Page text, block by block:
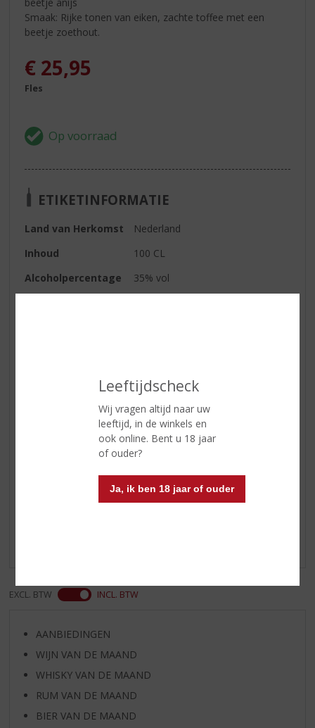
Leeftijdscheck
Wij vragen altijd naar uw
leeftijd, in de winkels en
ook online. Bent u 18 jaar
of ouder?
Ja, ik ben 18 jaar of ouder
Smaak: Rijke tonen van eiken, zachte toffee met een
beetje zoethout.
€ 25,95
Fles
ETIKETINFORMATIE
Land van Herkomst
Nederland
Inhoud
100 CL
Alcoholpercentage
35% vol
Schrijf een review
Heerlijk zacht
EXCL. BTW INCL. BTW
AANBIEDINGEN
WIJN VAN DE MAAND
WHISKY VAN DE MAAND
RUM VAN DE MAAND
BIER VAN DE MAAND